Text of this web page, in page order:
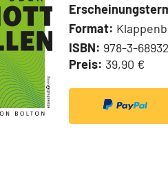
Format:
ISBN: 978-3-
Preis: 39,90 €